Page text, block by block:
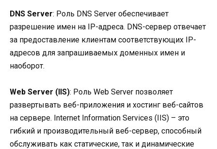
DNS Server: Роль DNS Server обеспечивает
разрешение имен на IP-адреса. DNS-сервер отвечает
за предоставление клиентам соответствующих IP-
адресов для запрашиваемых доменных имен и
наоборот.
Web Server (IIS): Роль Web Server позволяет
развертывать веб-приложения и хостинг веб-сайтов
на сервере. Internet Information Services (IIS) – это
гибкий и производительный веб-сервер, способный
обслуживать как статические, так и динамические